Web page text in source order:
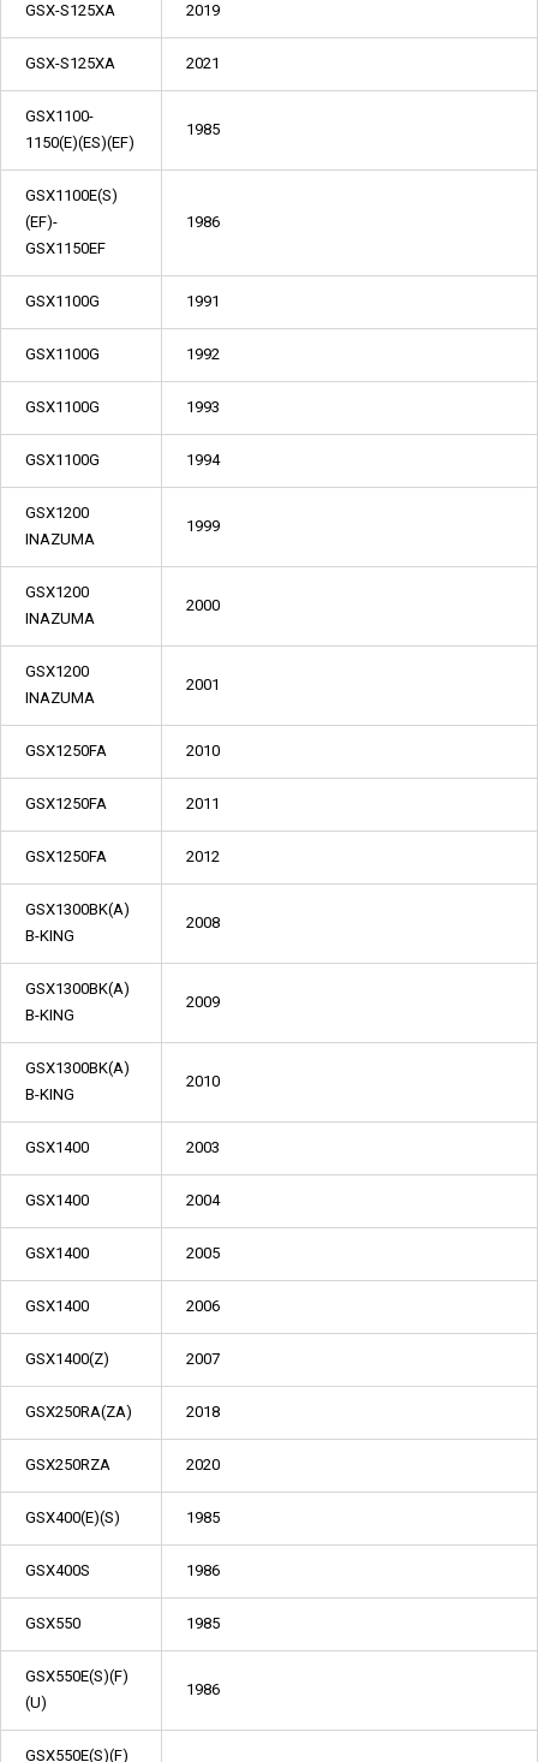
GSX-S125XA 2019
GSX-S125XA 2021
GSX1100-
1150(E)(ES)(EF)
1985
GSX1100E(S)
(EF)-
GSX1150EF
1986
GSX1100G 1991
GSX1100G 1992
GSX1100G 1993
GSX1100G 1994
GSX1200
INAZUMA
1999
GSX1200
INAZUMA
2000
GSX1200
INAZUMA
2001
GSX1250FA 2010
GSX1250FA 2011
GSX1250FA 2012
GSX1300BK(A)
B-KING
2008
GSX1300BK(A)
B-KING
2009
GSX1300BK(A)
B-KING
2010
GSX1400 2003
GSX1400 2004
GSX1400 2005
GSX1400 2006
GSX1400(Z) 2007
GSX250RA(ZA) 2018
GSX250RZA 2020
GSX400(E)(S) 1985
GSX400S 1986
GSX550 1985
GSX550E(S)(F)
(U)
1986
GSX550E(S)(F)